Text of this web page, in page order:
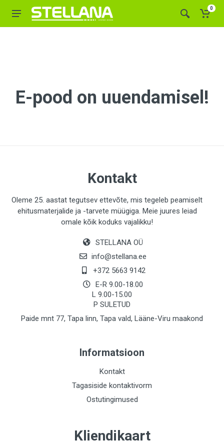
0
E-pood on uuendamisel!
Kontakt
Oleme 25. aastat tegutsev ettevõte, mis tegeleb peamiselt
ehitusmaterjalide ja -tarvete müügiga. Meie juures leiad
omale kõik koduks vajalikku!
STELLANA OÜ
info@stellana.ee
+372 5663 9142
E-R 9.00-18.00
L 9.00-15.00
P SULETUD
Paide mnt 77, Tapa linn, Tapa vald, Lääne-Viru maakond
Informatsioon
Kontakt
Tagasiside kontaktivorm
Ostutingimused
Kliendikaart